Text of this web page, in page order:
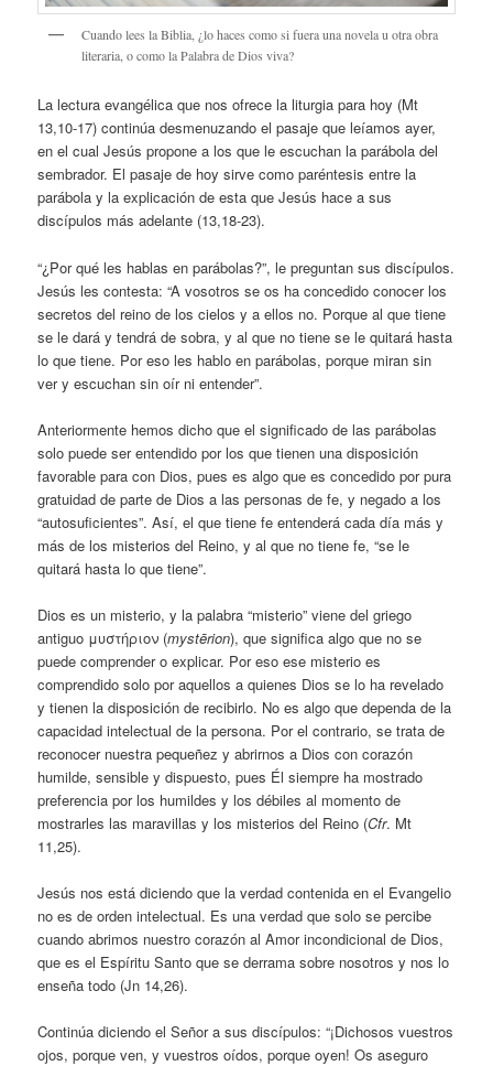
Cuando lees la Biblia, ¿lo haces como si fuera una novela u otra obra
literaria, o como la Palabra de Dios viva?
La lectura evangélica que nos ofrece la liturgia para hoy (Mt
13,10-17) continúa desmenuzando el pasaje que leíamos ayer,
en el cual Jesús propone a los que le escuchan la parábola del
sembrador. El pasaje de hoy sirve como paréntesis entre la
parábola y la explicación de esta que Jesús hace a sus
discípulos más adelante (13,18-23).
“¿Por qué les hablas en parábolas?”, le preguntan sus discípulos.
Jesús les contesta: “A vosotros se os ha concedido conocer los
secretos del reino de los cielos y a ellos no. Porque al que tiene
se le dará y tendrá de sobra, y al que no tiene se le quitará hasta
lo que tiene. Por eso les hablo en parábolas, porque miran sin
ver y escuchan sin oír ni entender”.
Anteriormente hemos dicho que el significado de las parábolas
solo puede ser entendido por los que tienen una disposición
favorable para con Dios, pues es algo que es concedido por pura
gratuidad de parte de Dios a las personas de fe, y negado a los
“autosuficientes”. Así, el que tiene fe entenderá cada día más y
más de los misterios del Reino, y al que no tiene fe, “se le
quitará hasta lo que tiene”.
Dios es un misterio, y la palabra “misterio” viene del griego
antiguo μυστήριον (mystērion), que significa algo que no se
puede comprender o explicar. Por eso ese misterio es
comprendido solo por aquellos a quienes Dios se lo ha revelado
y tienen la disposición de recibirlo. No es algo que dependa de la
capacidad intelectual de la persona. Por el contrario, se trata de
reconocer nuestra pequeñez y abrirnos a Dios con corazón
humilde, sensible y dispuesto, pues Él siempre ha mostrado
preferencia por los humildes y los débiles al momento de
mostrarles las maravillas y los misterios del Reino (Cfr. Mt
11,25).
Jesús nos está diciendo que la verdad contenida en el Evangelio
no es de orden intelectual. Es una verdad que solo se percibe
cuando abrimos nuestro corazón al Amor incondicional de Dios,
que es el Espíritu Santo que se derrama sobre nosotros y nos lo
enseña todo (Jn 14,26).
Continúa diciendo el Señor a sus discípulos: “¡Dichosos vuestros
ojos, porque ven, y vuestros oídos, porque oyen! Os aseguro